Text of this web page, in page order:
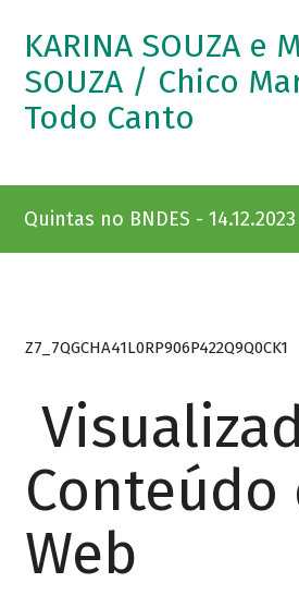
KARINA SOUZA e
SOUZA / Chico
Todo Canto
Quintas no BNDES -
Z7_7QGCHA41L0RP906P422Q9Q0CK1
Conteúdo
Web